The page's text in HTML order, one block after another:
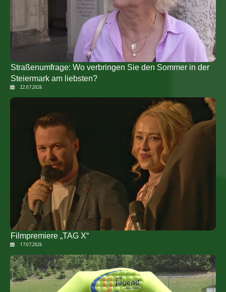
Straßenumfrage: Wo verbringen Sie den Sommer in der
Steiermark am liebsten?
22.07.2026
Filmpremiere „TAG X“
17.07.2026